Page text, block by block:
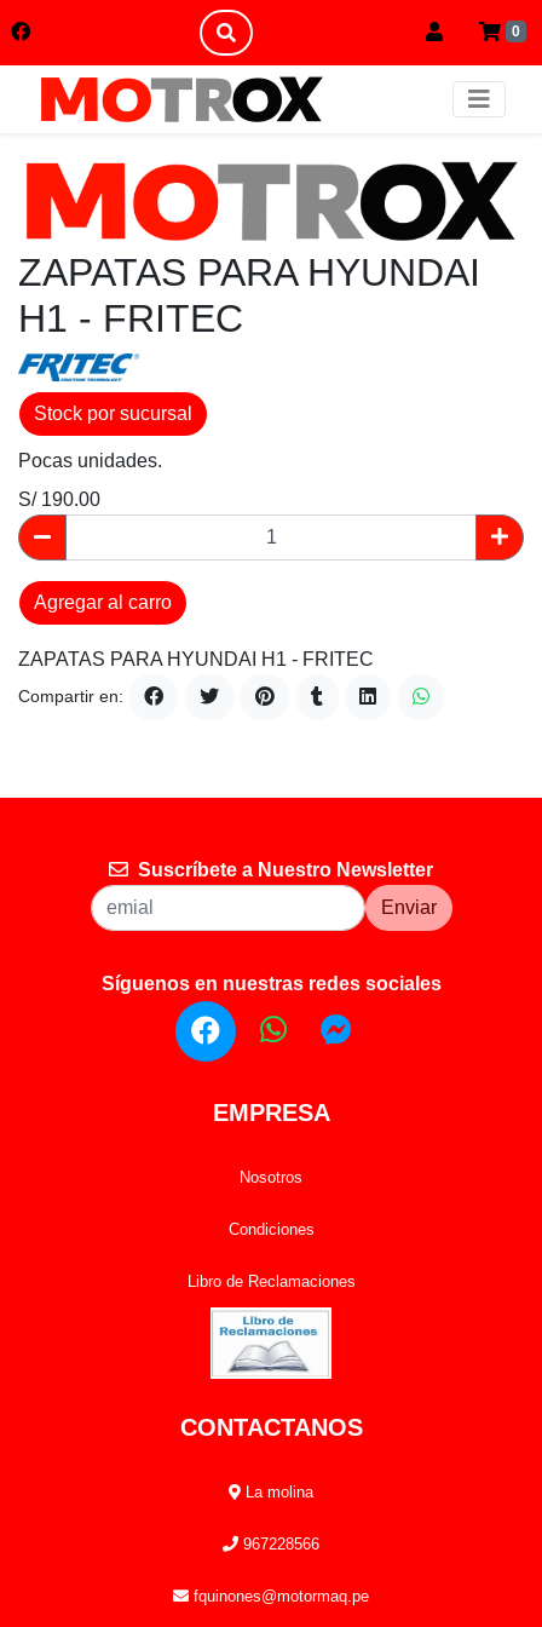
0
ZAPATAS PARA HYUNDAI
H1 - FRITEC
Stock por sucursal
Pocas unidades.
S/ 190.00
Agregar al carro
ZAPATAS PARA HYUNDAI H1 - FRITEC
Compartir en:
Suscríbete a Nuestro Newsletter
Enviar
Síguenos en nuestras redes sociales
EMPRESA
Nosotros
Condiciones
Libro de Reclamaciones
CONTACTANOS
La molina
967228566
fquinones@motormaq.pe